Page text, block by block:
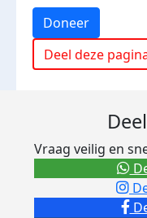
Doneer
Deel deze
Vraag veilig en